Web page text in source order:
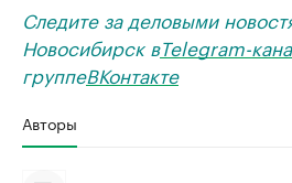
Следите за деловыми
Новосибирск вTelegram-
группеВКонтакте
Авторы